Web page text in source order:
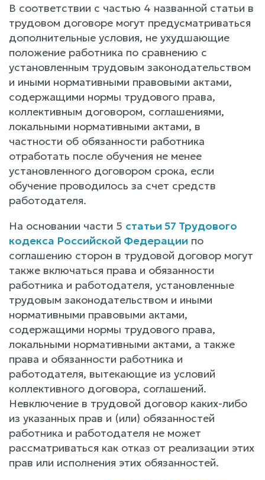
В соответствии с частью 4 названной статьи в
трудовом договоре могут предусматриваться
дополнительные условия, не ухудшающие
положение работника по сравнению с
установленным трудовым законодательством
и иными нормативными правовыми актами,
содержащими нормы трудового права,
коллективным договором, соглашениями,
локальными нормативными актами, в
частности об обязанности работника
отработать после обучения не менее
установленного договором срока, если
обучение проводилось за счет средств
работодателя.
На основании части 5 статьи 57 Трудового
кодекса Российской Федерации по
соглашению сторон в трудовой договор могут
также включаться права и обязанности
работника и работодателя, установленные
трудовым законодательством и иными
нормативными правовыми актами,
содержащими нормы трудового права,
локальными нормативными актами, а также
права и обязанности работника и
работодателя, вытекающие из условий
коллективного договора, соглашений.
Невключение в трудовой договор каких-либо
из указанных прав и (или) обязанностей
работника и работодателя не может
рассматриваться как отказ от реализации этих
прав или исполнения этих обязанностей.